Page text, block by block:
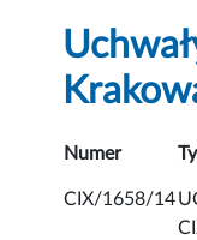
Numer
CIX/1658/14